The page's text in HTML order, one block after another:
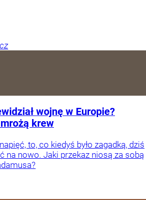
wojnę w Europie?
krew
to, co kiedyś było zagadką, dziś
na nowo. Jaki przekaz niosą za sobą